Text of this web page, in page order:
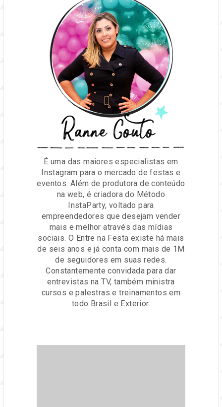
Ranne Couto
É uma das maiores especialistas em
Instagram para o mercado de festas e
eventos. Além de produtora de conteúdo
na web, é criadora do Método
InstaParty, voltado para
empreendedores que desejam vender
mais e melhor através das mídias
sociais. O Entre na Festa existe há mais
de seis anos e já conta com mais de 1M
de seguidores em suas redes.
Constantemente convidada para dar
entrevistas na TV, também ministra
cursos e palestras e treinamentos em
todo Brasil e Exterior.